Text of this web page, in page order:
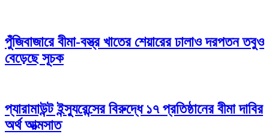
পুঁজিবাজারে বীমা-বস্ত্র খাতের শেয়ারের ঢালাও দরপতন তবুও
বেড়েছে সূচক
প্যারামাউন্ট ইন্স্যুরেন্সের বিরুদ্ধে ১৭ প্রতিষ্ঠানের বীমা দাবির
অর্থ আত্মসাত